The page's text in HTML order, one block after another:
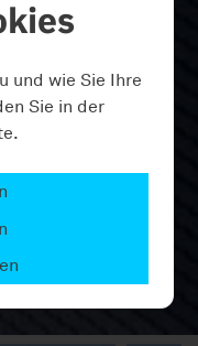
und wie Sie Ihre
Sie in der